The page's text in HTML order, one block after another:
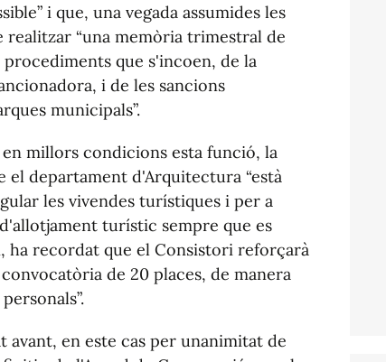
i que, una vegada assumides les
“una memòria trimestral de
que s'incoen, de la
i de les sancions
municipals”.
millors condicions esta funció, la
departament d'Arquitectura “està
les vivendes turístiques i per a
turístic sempre que es
ha recordat que el Consistori reforçarà
de 20 places, de manera
en este cas per unanimitat de